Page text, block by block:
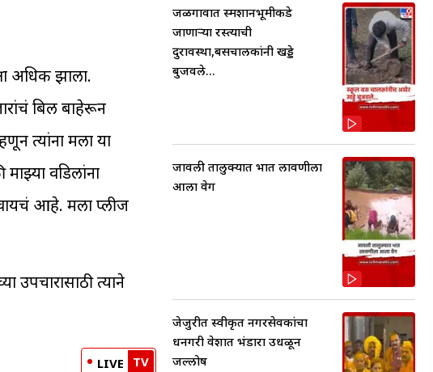
अधिक झाला.
बिल बाहेरून
त्यांना मला या
वडिलांना
आहे. मला प्लीज
उपचारासाठी त्याने
LIVE TV
जळगावात स्मशानभूमीकडे
जाणाऱ्या रस्त्याची
दुरावस्था,बसचालकांनी खड्डे
बुजवले...
जावली तालुक्यात भात लावणीला
आला वेग
जेजुरीत स्वीकृत नगरसेवकांचा
धनगरी वेशात भंडारा उधळून
जल्लोष